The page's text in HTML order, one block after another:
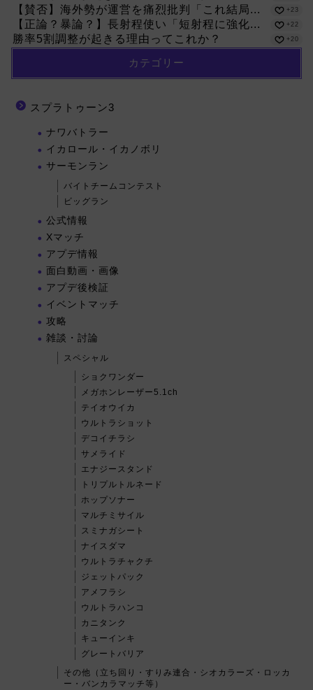
【賛否】海外勢が運営を痛烈批判「これ結局...
+23
【正論？暴論？】長射程使い「短射程に強化... +22
勝率5割調整が起きる理由ってこれか？ +20
カテゴリー
スプラトゥーン3
ナワバトラー
イカロール・イカノボリ
サーモンラン
バイトチームコンテスト
ビッグラン
公式情報
Xマッチ
アプデ情報
面白動画・画像
アプデ後検証
イベントマッチ
攻略
雑談・討論
スペシャル
ショクワンダー
メガホンレーザー5.1ch
テイオウイカ
ウルトラショット
デコイチラシ
サメライド
エナジースタンド
トリプルトルネード
ホップソナー
マルチミサイル
スミナガシート
ナイスダマ
ウルトラチャクチ
ジェットパック
アメフラシ
ウルトラハンコ
カニタンク
キューインキ
グレートバリア
その他（立ち回り・すりみ連合・シオカラーズ・ロッカ
ー・バンカラマッチ等）